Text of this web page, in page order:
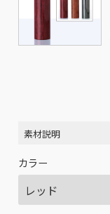
素材説明
カラー